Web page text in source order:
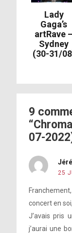
Lady
Gaga’s
artRave –
Sydney
(30-31/
9
07-
25
concert en
J’avais pris
j’aurai une